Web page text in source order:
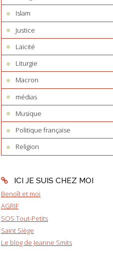
Islam
Justice
Laïcité
Liturgie
Macron
médias
Musique
Politique française
Religion
ICI JE SUIS CHEZ MOI
Benoît et moi
AGRIF
SOS Tout-Petits
Saint Siège
Le blog de Jeanne Smits